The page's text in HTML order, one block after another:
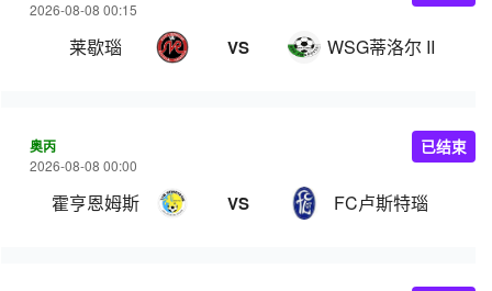
2026-08-08 00:15
莱歇瑙 VS WSG蒂洛尔 II
奥丙
2026-08-08 00:00
霍亨恩姆斯 VS FC卢斯特瑙
已结束